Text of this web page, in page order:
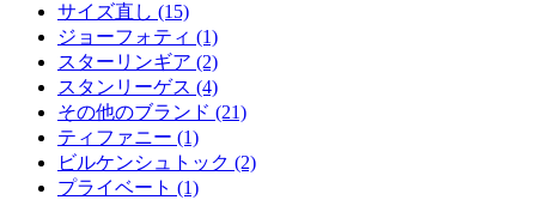
サイズ直し (15)
ジョーフォティ (1)
スターリンギア (2)
スタンリーゲス (4)
その他のブランド (21)
ティファニー (1)
ビルケンシュトック (2)
プライベート (1)